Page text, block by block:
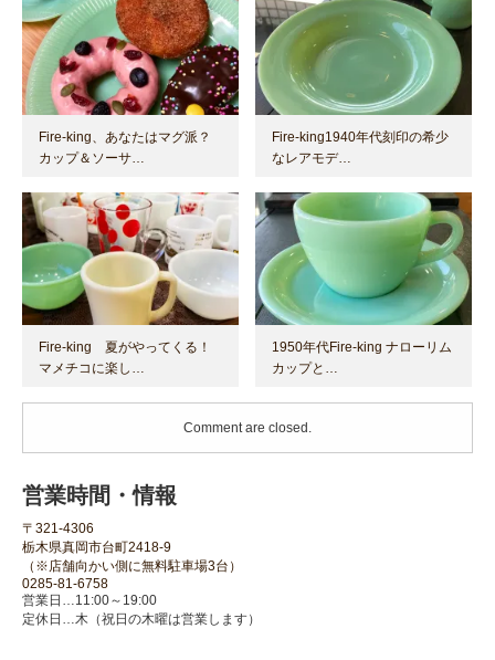
Fire-king、あなたはマグ派？
カップ＆ソーサ…
Fire-king1940年代刻印の希少
なレアモデ…
Fire-king 夏がやってくる！
マメチコに楽し…
1950年代Fire-king ナローリム
カップと…
Comment are closed.
営業時間・情報
〒321-4306
栃木県真岡市台町2418-9
（※店舗向かい側に無料駐車場3台）
0285-81-6758
営業日…11:00～19:00
定休日…木（祝日の木曜は営業します）